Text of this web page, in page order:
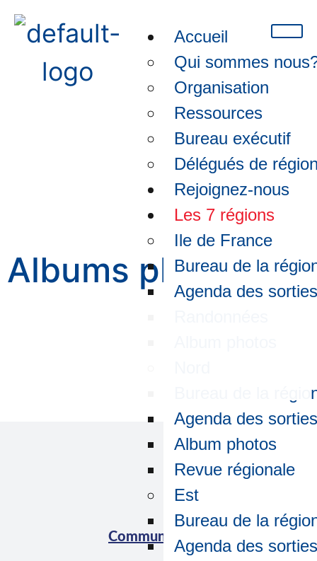
Accueil
Qui sommes
Organisation
Ressources
Bureau exécutif
Délégués de
Rejoignez-nous
Les 7 régions
Ile de France
Bureau de la
Agenda des
Bureau de la
Agenda des
Album photos
Revue régionale
Est
Bureau de la
Agenda des
Est-Album photos
Albums photos
Communication